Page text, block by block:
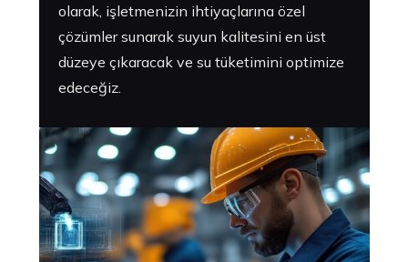
olarak, işletmenizin ihtiyaçlarına özel
çözümler sunarak suyun kalitesini en üst
düzeye çıkaracak ve su tüketimini optimize
edeceğiz.